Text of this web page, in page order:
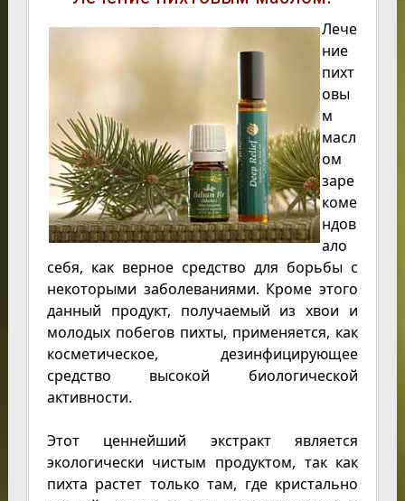
Лече
ние
пихт
овы
м
масл
ом
заре
коме
ндов
ало
себя, как верное средство для борьбы с
некоторыми заболеваниями. Кроме этого
данный продукт, получаемый из хвои и
молодых побегов пихты, применяется, как
косметическое, дезинфицирующее
средство высокой биологической
активности.
Этот ценнейший экстракт является
экологически чистым продуктом, так как
пихта растет только там, где кристально